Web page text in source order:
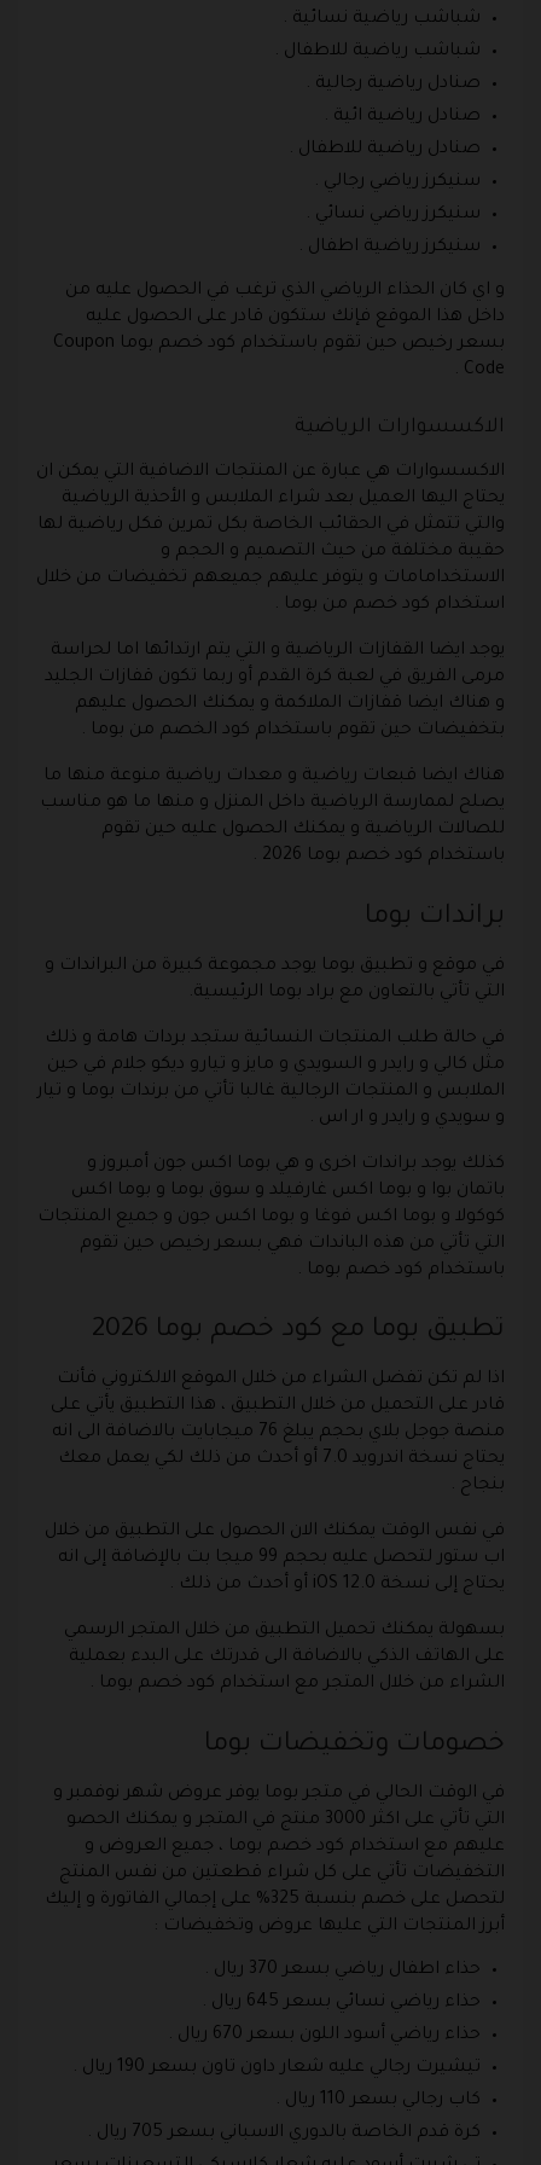
شباشب رياضية نسائية .
شباشب رياضية للاطفال .
صنادل رياضية رجالية .
صنادل رياضية ائية .
صنادل رياضية للاطفال .
سنيكرز رياضي رجالي .
سنيكرز رياضي نسائي .
سنيكرز رياضية اطفال .
و اي كان الحذاء الرياضي الذي ترغب في الحصول عليه من
داخل هذا الموقع فإنك ستكون قادر على الحصول عليه
بسعر رخيص حين تقوم باستخدام كود خصم بوما Coupon
Code .
الاكسسوارات الرياضية
الاكسسوارات هي عبارة عن المنتجات الاضافية التي يمكن ان
يحتاج اليها العميل بعد شراء الملابس و الأحذية الرياضية
والتي تتمثل في الحقائب الخاصة بكل تمرين فكل رياضية لها
حقيبة مختلفة من حيث التصميم و الحجم و
الاستخدامامات و يتوفر عليهم جميعهم تخفيضات من خلال
استخدام كود خصم من بوما .
يوجد ايضا القفازات الرياضية و التي يتم ارتدائها اما لحراسة
مرمى الفريق في لعبة كرة القدم أو ربما تكون قفازات الجليد
و هناك ايضا قفازات الملاكمة و يمكنك الحصول عليهم
بتخفيضات حين تقوم باستخدام كود الخصم من بوما .
هناك ايضا قبعات رياضية و معدات رياضية منوعة منها ما
يصلح لممارسة الرياضية داخل المنزل و منها ما هو مناسب
للصالات الرياضية و يمكنك الحصول عليه حين تقوم
باستخدام كود خصم بوما 2026 .
براندات بوما
في موقع و تطبيق بوما يوجد مجموعة كبيرة من البراندات و
التي تأتي بالتعاون مع براد بوما الرئيسية.
في حالة طلب المنتجات النسائية ستجد بردات هامة و ذلك
مثل كالي و رايدر و السويدي و مايز و تيارو ديكو جلام في حين
الملابس و المنتجات الرجالية غالبا تأتي من برندات بوما و تيار
و سويدي و رايدر و ار اس .
كذلك يوجد براندات اخرى و هي بوما اكس جون أمبروز و
باتمان بوا و بوما اكس غارفيلد و سوق بوما و بوما اكس
كوكولا و بوما اكس فوغا و بوما اكس جون و جميع المنتجات
التي تأتي من هذه الباندات فهي بسعر رخيص حين تقوم
باستخدام كود خصم بوما .
تطبيق بوما مع كود خصم بوما 2026
اذا لم تكن تفضل الشراء من خلال الموقع الالكتروني فأنت
قادر على التحميل من خلال التطبيق ، هذا التطبيق يأتي على
منصة جوجل بلاي بحجم يبلغ 76 ميجابايت بالاضافة الى انه
يحتاج نسخة اندرويد 7.0 أو أحدث من ذلك لكي يعمل معك
بنجاح .
في نفس الوقت يمكنك الان الحصول على التطبيق من خلال
اب ستور لتحصل عليه بحجم 99 ميجا بت بالإضافة إلى انه
يحتاج إلى نسخة iOS 12.0 أو أحدث من ذلك .
بسهولة يمكنك تحميل التطبيق من خلال المتجر الرسمي
على الهاتف الذكي بالاضافة الى قدرتك على البدء بعملية
الشراء من خلال المتجر مع استخدام كود خصم بوما .
خصومات وتخفيضات بوما
في الوقت الحالي في متجر بوما يوفر عروض شهر نوفمبر و
التي تأتي على اكثر 3000 منتج في المتجر و يمكنك الحصو
عليهم مع استخدام كود خصم بوما ، جميع العروض و
التخفيضات تأتي على كل شراء قطعتين من نفس المنتج
لتحصل على خصم بنسبة 325% على إجمالي الفاتورة و إليك
أبرز المنتجات التي عليها عروض وتخفيضات :
حذاء اطفال رياضي بسعر 370 ريال .
حذاء رياضي نسائي بسعر 645 ريال .
حذاء رياضي أسود اللون بسعر 670 ريال .
تيشيرت رجالي عليه شعار داون تاون بسعر 190 ريال .
كاب رجالي بسعر 110 ريال .
كرة قدم الخاصة بالدوري الاسباني بسعر 705 ريال .